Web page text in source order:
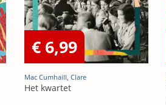
€ 6,99
Mac Cumhaill, Clare
Het kwartet